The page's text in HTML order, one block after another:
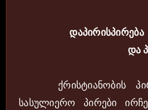
და
ქრისტიანობის
სასულიერო პირები